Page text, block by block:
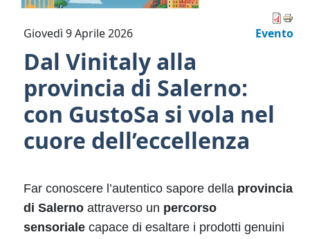
Evento
Giovedì 9 Aprile 2026
Dal Vinitaly alla
provincia di Salerno:
con GustoSa si vola nel
cuore dell’eccellenza
Far conoscere l’autentico sapore della provincia
di Salerno attraverso un percorso
sensoriale capace di esaltare i prodotti genuini